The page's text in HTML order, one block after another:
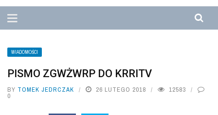
WIADOMOŚCI
PISMO ZGWŻWRP DO KRRITV
BY TOMEK JEDRCZAK 26 LUTEGO 2018 12583
0